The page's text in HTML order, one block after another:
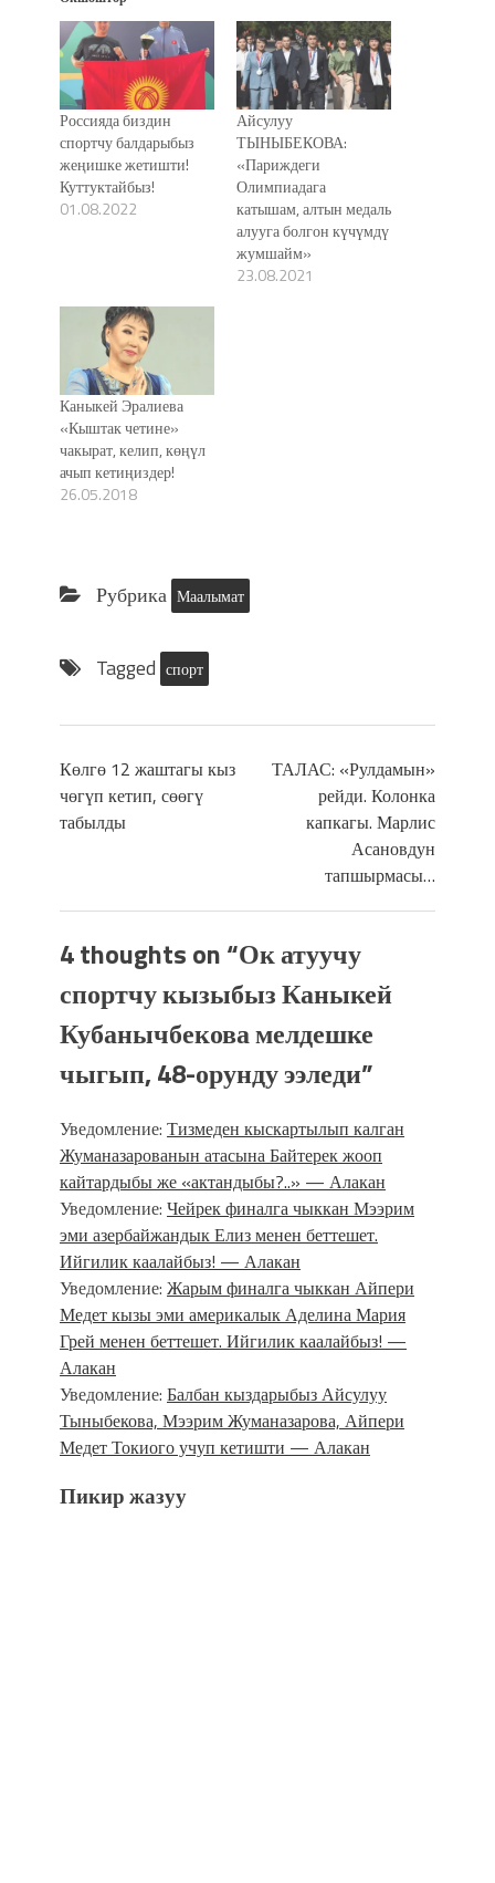
Россияда биздин
спортчу балдарыбыз
жеңишке жетишти!
Куттуктайбыз!
01.08.2022
Айсулуу
ТЫНЫБЕКОВА:
«Париждеги
Олимпиадага
катышам, алтын медаль
алууга болгон күчүмдү
жумшайм»
23.08.2021
Каныкей Эралиева
«Кыштак четине»
чакырат, келип, көңүл
ачып кетиңиздер!
26.05.2018
Рубрика Маалымат
Tagged спорт
Көлгө 12 жаштагы кыз
чөгүп кетип, сөөгү
табылды
ТАЛАС: «Рулдамын»
рейди. Колонка
капкагы. Марлис
Асановдун
тапшырмасы…
4 thoughts on “Ок атуучу
спортчу кызыбыз Каныкей
Кубанычбекова мелдешке
чыгып, 48-орунду ээледи”
Уведомление: Тизмеден кыскартылып калган
Жуманазарованын атасына Байтерек жооп
кайтардыбы же «актандыбы?..» — Алакан
Уведомление: Чейрек финалга чыккан Мээрим
эми азербайжандык Елиз менен беттешет.
Ийгилик каалайбыз! — Алакан
Уведомление: Жарым финалга чыккан Айпери
Медет кызы эми америкалык Аделина Мария
Грей менен беттешет. Ийгилик каалайбыз! —
Алакан
Уведомление: Балбан кыздарыбыз Айсулуу
Тыныбекова, Мээрим Жуманазарова, Айпери
Медет Токиого учуп кетишти — Алакан
Пикир жазуу